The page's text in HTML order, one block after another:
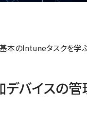
のIntuneタスクを学
イスの管